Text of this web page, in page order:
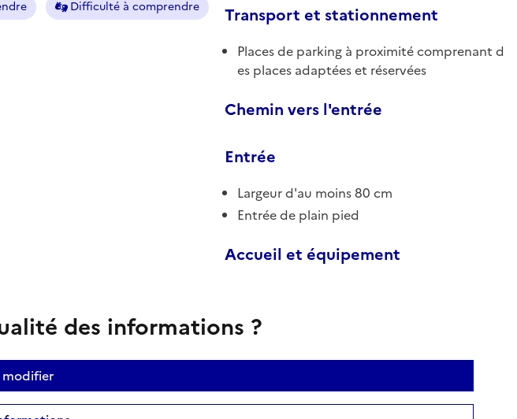
Difficulté à comprendre Transport et stationnement
Places de parking à proximité comprenant d
es places adaptées et réservées
Chemin vers l'entrée
Entrée
Largeur d'au moins 80 cm
Entrée de plain pied
Accueil et équipement
des informations ?